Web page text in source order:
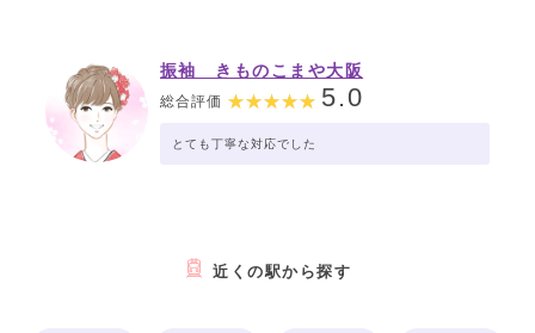
振袖 きものこまや大阪
総合評価 5.0
とても丁寧な対応でした
近くの駅から探す